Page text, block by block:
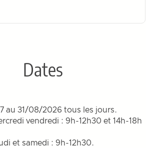
Dates
au 31/08/2026 tous les jours.
vendredi : 9h-12h30 et 14h-18h
et samedi : 9h-12h30.